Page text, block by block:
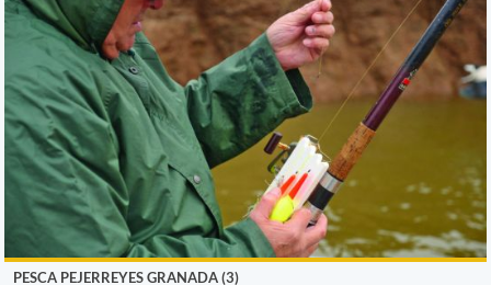
PESCA PEJERREYES GRANADA (3)